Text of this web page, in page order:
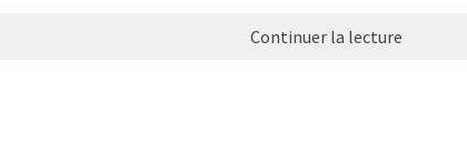
Continuer la lecture